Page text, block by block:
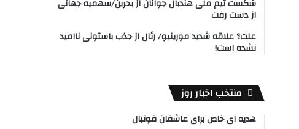
شکست تیم ملی هندبال جوانان از بحرین/سهمیه جهانی
از دست رفت
علت؟ علاقه شدید مورینیو/ رئال از جذب باستونی ناامید
نشده است!
منتخب اخبار روز
هدیه ای خاص برای عاشفان فوتبال